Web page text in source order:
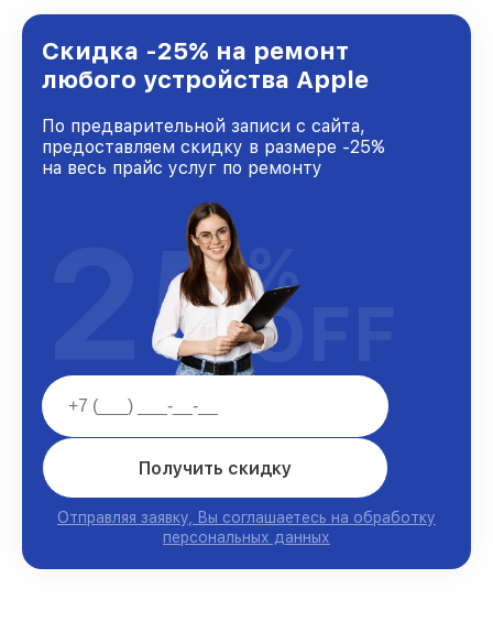
и лояльности наших клиентов.
Скидка -25% на ремонт
любого устройства Apple
По предварительной записи с сайта,
предоставляем скидку в размере -25%
на весь прайс услуг по ремонту
Получить скидку
Отправляя заявку, Вы соглашаетесь на обработку
персональных данных
25%
OFF